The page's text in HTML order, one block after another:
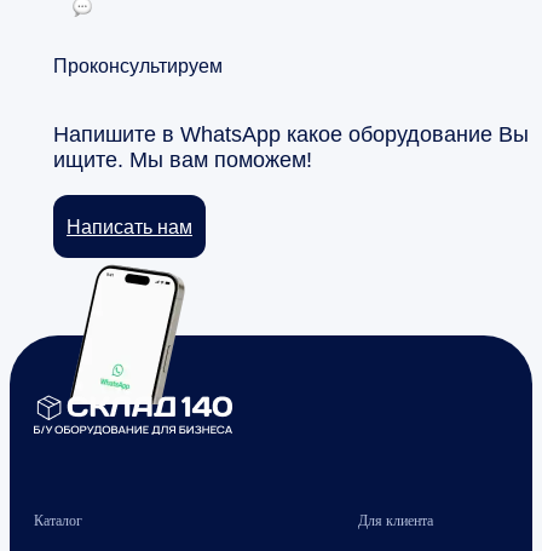
Проконсультируем
Напишите в WhatsApp какое оборудование Вы
ищите. Мы вам поможем!
Написать нам
Каталог Для клиента